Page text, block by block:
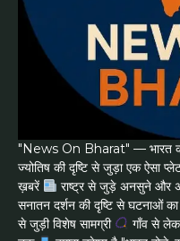
"News On Bharat" — भारत
ज्योतिष की दृष्टि से जुड़ा एक ऐसा
ख़बरें
राष्ट्र से जुड़े अनसुने और
सनातन दर्शन की दृष्टि से घटनाओं
से जुड़ी विशेष सामग्री
गाँव से